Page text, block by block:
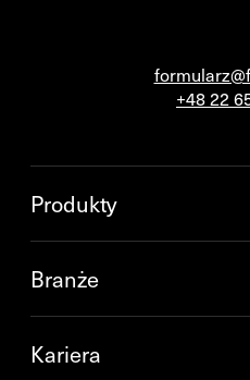
+48 22
Produkty
Branże
Kariera